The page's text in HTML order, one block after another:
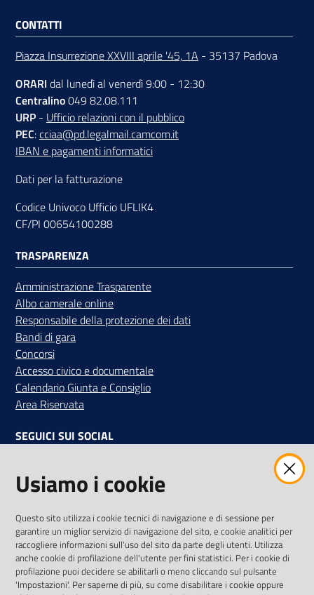
CONTATTI
Piazza Insurrezione XXVIII aprile '45, 1A - 35137 Padova
ORARI dal lunedì al venerdì 9:00 - 12:30
Centralino049 82.08.111
URP - Ufficio relazioni con il pubblico
PEC:cciaa@pd.legalmail.camcom.it
IBAN e pagamenti informatici
Dati per la fatturazione
Codice Univoco Ufficio UFLIK4
CF/PI 00654100288
TRASPARENZA
Amministrazione Trasparente
Albo camerale online
Responsabile della protezione dei dati
Bandi di gara
Concorsi
Accesso civico e documentale
Calendario Giunta e Consiglio
Area Riservata
SEGUICI SUI SOCIAL
Ricevi tutti gli aggiornamenti su eventi, nuove opportunità e
adempimenti normativi
Usiamo i cookie
Questo sito utilizza i cookie tecnici di navigazione e di sessione per
garantire un miglior servizio di navigazione del sito, e cookie analitici per
raccogliere informazioni sull'uso del sito da parte degli utenti. Utilizza
anche cookie di profilazione dell'utente per fini statistici. Per i cookie di
profilazione puoi decidere se abilitarli o meno cliccando sul pulsante
'Impostazioni'. Per saperne di più, su come disabilitare i cookie oppure